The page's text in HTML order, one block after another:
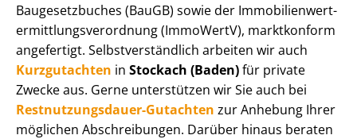
Baugesetzbuches (BauGB) sowie der Im­mo­bi­li­en­wert­
ermitt­lungs­ver­ord­nung (ImmoWertV), marktkonform
angefertigt. Selbst­ver­ständ­lich arbeiten wir auch
Kurzgutachten in Stockach (Baden)für private
Zwecke aus. Gerne unterstützen wir Sie auch bei
Rest­nut­zungs­dau­er-Gutachten zur Anhebung Ihrer
möglichen Abschreibungen. Darüber hinaus beraten